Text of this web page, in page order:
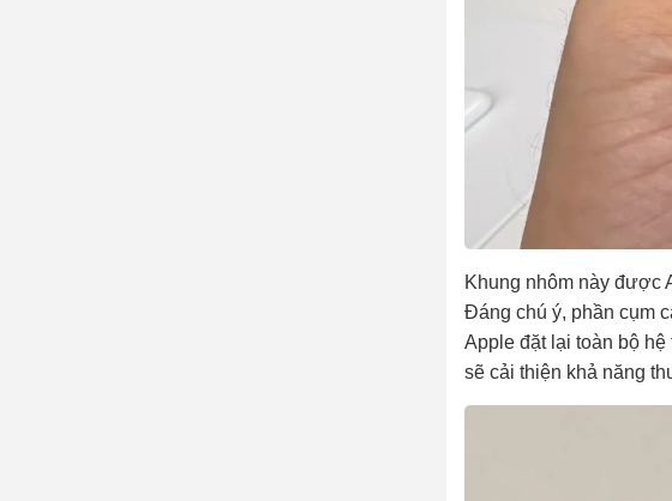
Khung nhôm này được
Đáng chú ý, phần cụm
Apple đặt lại toàn bộ
sẽ cải thiện khả năng